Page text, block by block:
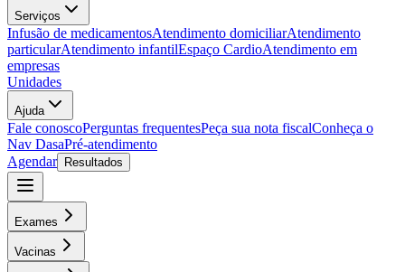
Serviços
Infusão de medicamentosAtendimento domiciliarAtendimento
particularAtendimento infantilEspaço CardioAtendimento em
empresas
Unidades
Ajuda
Fale conoscoPerguntas frequentesPeça sua nota fiscalConheça o
Nav DasaPré-atendimento
Agendar
Resultados
Exames
Vacinas